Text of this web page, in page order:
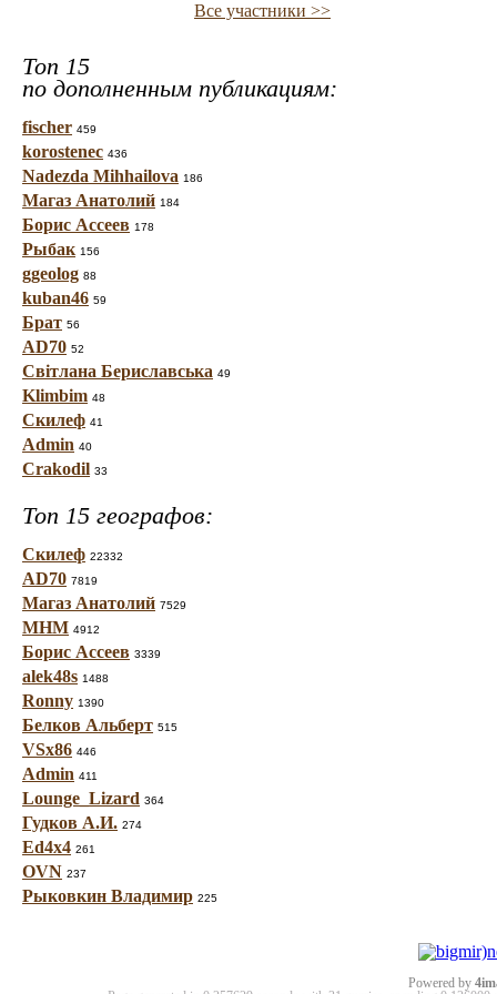
Все участники >>
Топ 15
по дополненным публикациям:
fischer 459
korostenec 436
Nadezda Mihhailova 186
Магаз Анатолий 184
Борис Ассеев 178
Рыбак 156
ggeolog 88
kuban46 59
Брат 56
AD70 52
Світлана Бериславська 49
Klimbim 48
Скилеф 41
Admin 40
Crakodil 33
Топ 15 географов:
Скилеф 22332
AD70 7819
Магаз Анатолий 7529
МНМ 4912
Борис Ассеев 3339
alek48s 1488
Ronny 1390
Белков Альберт 515
VSx86 446
Admin 411
Lounge_Lizard 364
Гудков А.И. 274
Ed4x4 261
OVN 237
Рыковкин Владимир 225
Powered by